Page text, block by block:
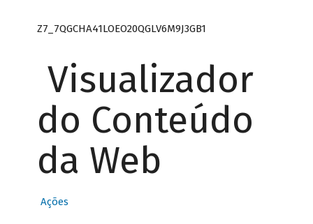
Z7_7QGCHA41LOEO20QGLV6M9J3GB1
Visualizador
do Conteúdo
da Web
Ações